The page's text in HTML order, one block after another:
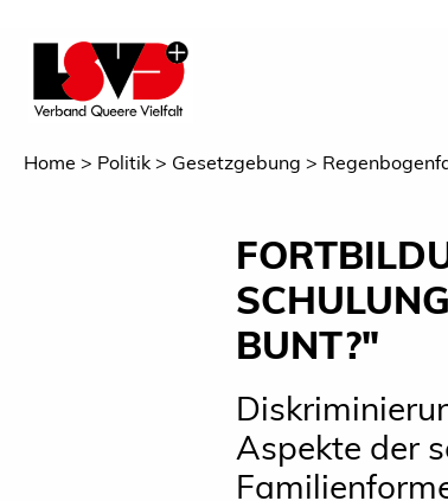
Home Politik Gesetzgebung
BUNT?"
Aspekte der